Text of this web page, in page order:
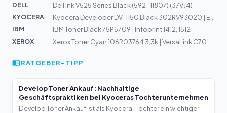
DELL
Dell Ink V525 Series Black (592-11807) (37VJ4)
KYOCERA
IBM
IBM Toner Black 75P5709 | Infoprint 1412, 1512
XEROX
RATGEBER-TIPP
Develop Toner Ankauf: Nachhaltige
Geschäftspraktiken bei Kyoceras Tochterunternehmen
Develop Toner Ankauf ist als Kyocera-Tochter ein wichtiger